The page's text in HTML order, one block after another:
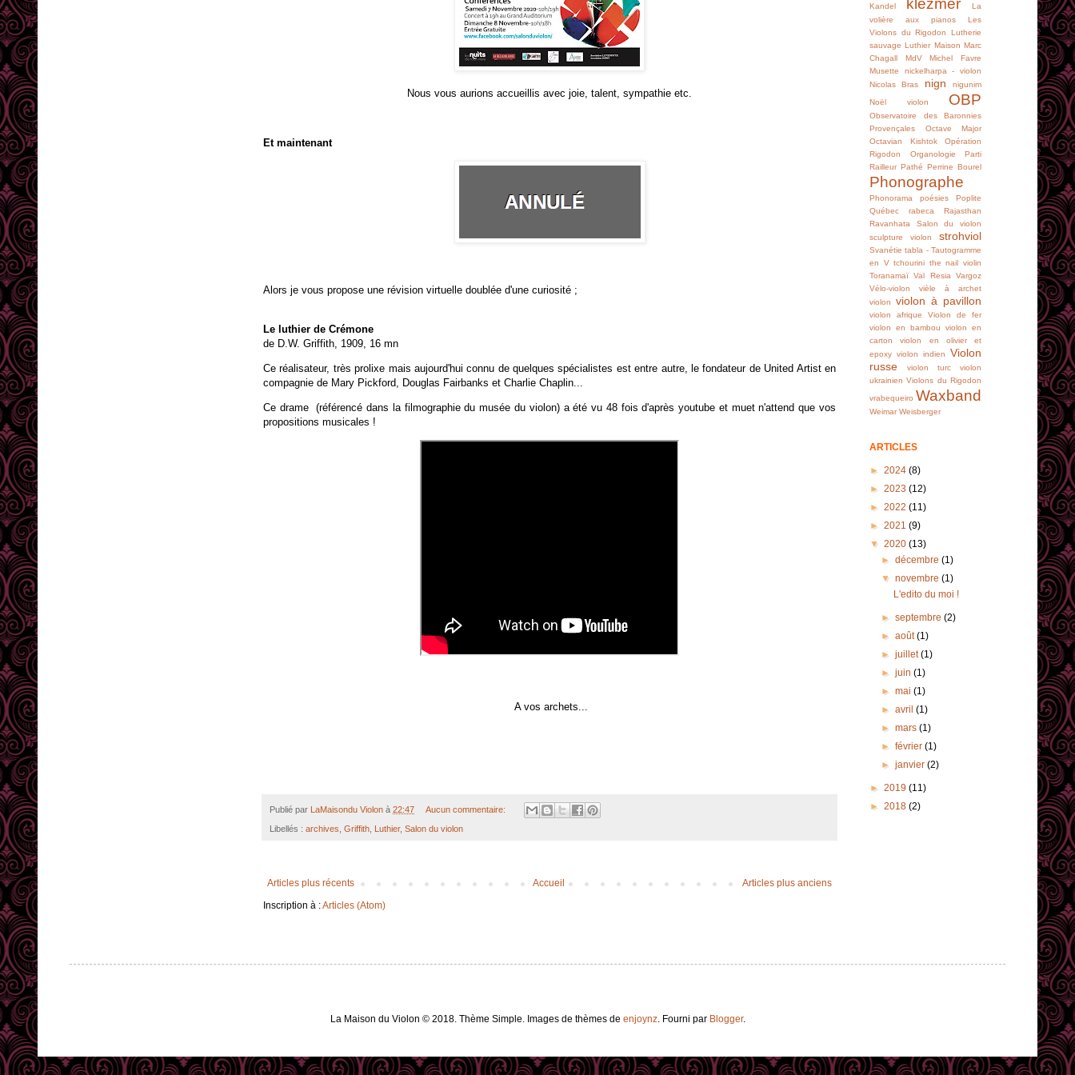
Nous vous aurions accueillis avec joie, talent, sympathie etc.
Et maintenant
Alors je vous propose une révision virtuelle doublée d'une curiosité ;
Le luthier de Crémone
de D.W. Griffith, 1909, 16 mn
Ce réalisateur, très prolixe mais aujourd'hui connu de quelques spécialistes est entre autre, le fondateur de United Artist en
compagnie de Mary Pickford, Douglas Fairbanks et Charlie Chaplin...
Ce drame (référencé dans la filmographie du musée du violon) a été vu 48 fois d'après youtube et muet n'attend que vos
propositions musicales !
A vos archets...
Publié par LaMaisondu Violon à 22:47 Aucun commentaire:
Libellés : archives Griffith Luthier, Salon du violon
Articles plus récents Articles plus anciens
Accueil
Inscription à :Articles (Atom)
Kandel klezmer
La
volière aux pianos
Les
Violons du Rigodon
Lutherie
sauvage Luthier Maison Marc
Chagall
MdV
Michel Favre
Musette
nickelharpa - violon
Nicolas Bras
nign
nigunim
Noël violon
OBP
Observatoire des Baronnies
Provençales
Octave Major
Octavian Kishtok
Opération
Rigodon
Organologie
Parti
Railleur Pathé Perrine Bourel
Phonographe
Phonorama poésies
Poplite
Québec
rabeca
Rajasthan
Ravanhata
Salon du violon
sculpture violon
strohviol
Svanétie tabla - Tautogramme
en V tchourini the nail violin
Toranamaï Val Resia
Vargoz
Vélo-violon
vièle à archet
violon
violon à pavillon
violon afrique
Violon de fer
violon en bambou
violon en
carton
violon en olivier et
epoxy violon indien
Violon
russe
violon turc
violon
ukrainien Violons du Rigodon
vrabequeiro Waxband
Weimar Weisberger
ARTICLES
► 2024 (8)
► 2023 (12)
► 2022 (11)
► 2021 (9)
▼ 2020 (13)
►décembre(1)
▼novembre(1)
L'edito du moi !
►septembre(2)
►août(1)
►juillet(1)
►juin(1)
►mai(1)
►avril(1)
►mars(1)
►février(1)
►janvier(2)
► 2019 (11)
► 2018 (2)
La Maison du Violon © 2018. Thème Simple. Images de thèmes de enjoynz. Fourni par Blogger.